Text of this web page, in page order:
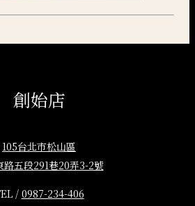
創始店
105台北市松山區
路五段291巷20弄3-2號
/0987-234-406